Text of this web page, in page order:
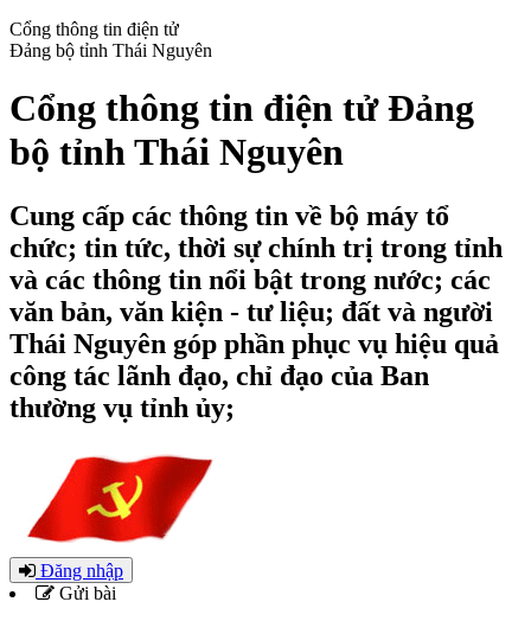
Cổng thông tin điện tử
Đảng bộ tỉnh Thái Nguyên
Cổng thông tin điện tử Đảng
bộ tỉnh Thái Nguyên
Cung cấp các thông tin về bộ máy tổ
chức; tin tức, thời sự chính trị trong tỉnh
và các thông tin nổi bật trong nước; các
văn bản, văn kiện - tư liệu; đất và người
Thái Nguyên góp phần phục vụ hiệu quả
công tác lãnh đạo, chỉ đạo của Ban
thường vụ tỉnh ủy;
Đăng nhập
Gửi bài